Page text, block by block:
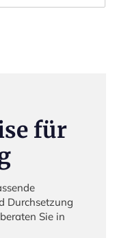
für
Durchsetzung
Sie in